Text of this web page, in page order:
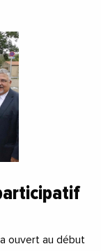
ouvert au début